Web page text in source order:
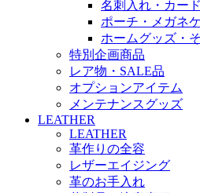
名刺入れ・カー
ポーチ・メガネ
ホームグッズ・
特別企画商品
レア物・SALE品
オプションアイテム
メンテナンスグッズ
LEATHER
LEATHER
革作りの全容
レザーエイジング
革のお手入れ